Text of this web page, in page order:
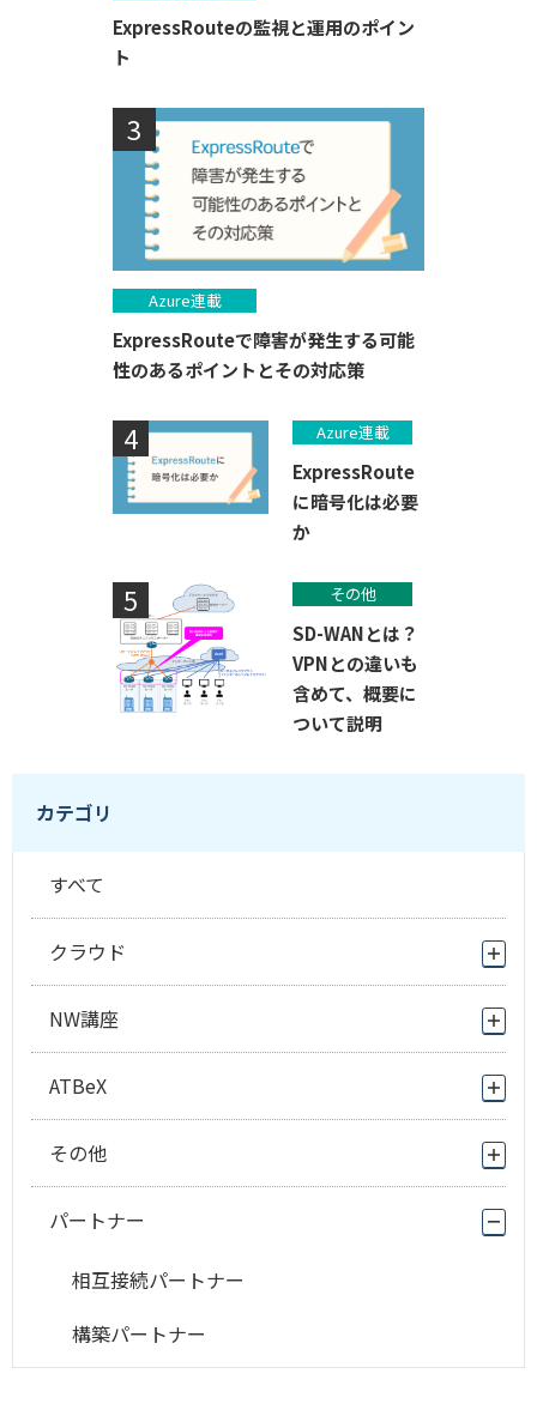
ExpressRouteの監視と運用のポイン
ト
Azure連載
ExpressRouteで障害が発生する可能
性のあるポイントとその対応策
Azure連載
ExpressRoute
に暗号化は必要
か
その他
SD-WANとは？
VPNとの違いも
含めて、概要に
ついて説明
カテゴリ
すべて
クラウド
NW講座
ATBeX
その他
パートナー
相互接続パートナー
構築パートナー